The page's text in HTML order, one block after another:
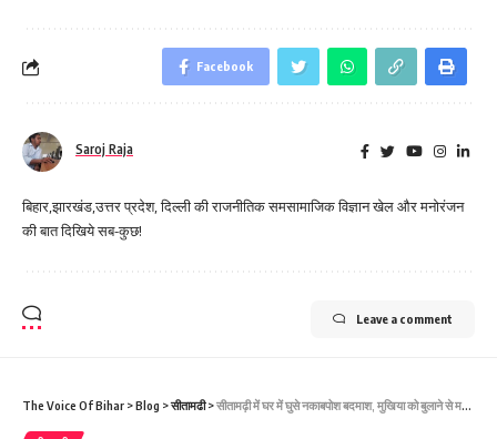
Facebook
Saroj Raja
बिहार,झारखंड,उत्तर प्रदेश, दिल्ली की राजनीतिक समसामाजिक विज्ञान खेल और मनोरंजन
की बात दिखिये सब-कुछ!
Leave a comment
The Voice Of Bihar >Blog >सीतामढी>सीतामढ़ी में घर में घुसे नकाबपोश बदमाश, मुखिया को बुलाने से मना करने पर युवती को मारी गोली